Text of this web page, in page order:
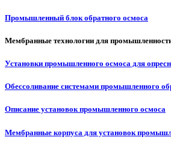
Промышленный блок обратного осмоса
Мембранные технологии для
Установки промышленного осмоса для
Обессоливание системами промышленного
Описание установок промышленного осмоса
Мембранные корпуса для установок